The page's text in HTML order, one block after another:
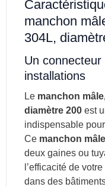
manchon
304L,
Un
installations
Le manchon
diamètre 200 est
indispensable
Ce manchon mâle
deux gaines ou
l’efficacité de
dans des